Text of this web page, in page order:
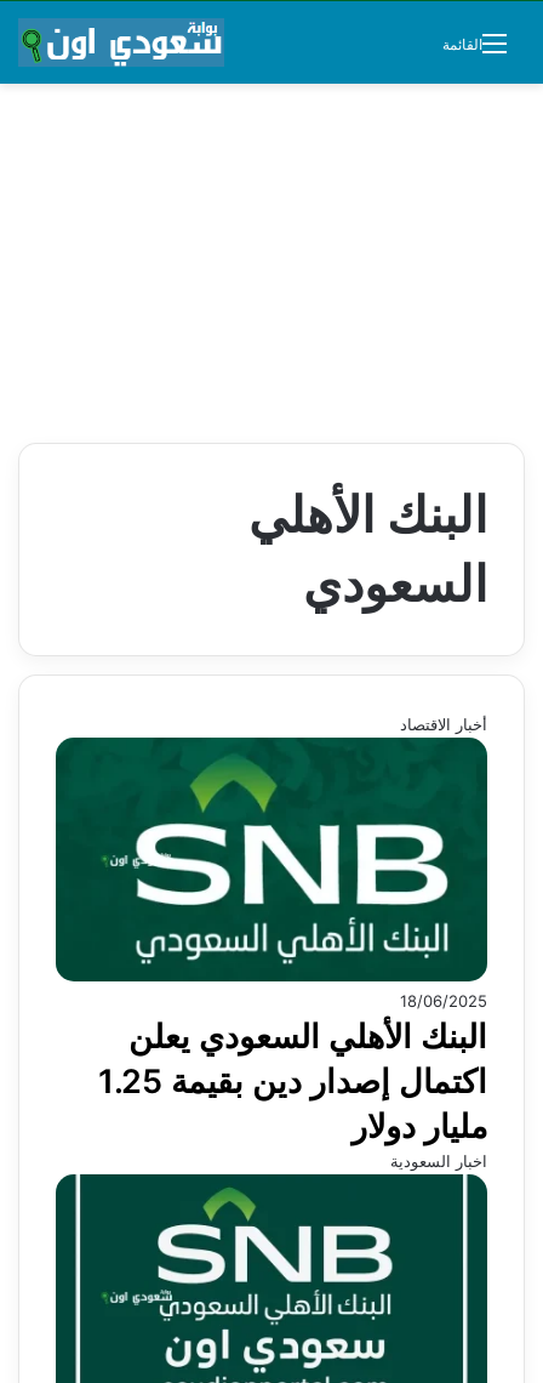
القائمة
البنك الأهلي
السعودي
أخبار الاقتصاد
18/06/2025
البنك الأهلي السعودي يعلن
اكتمال إصدار دين بقيمة 1.25
مليار دولار
اخبار السعودية